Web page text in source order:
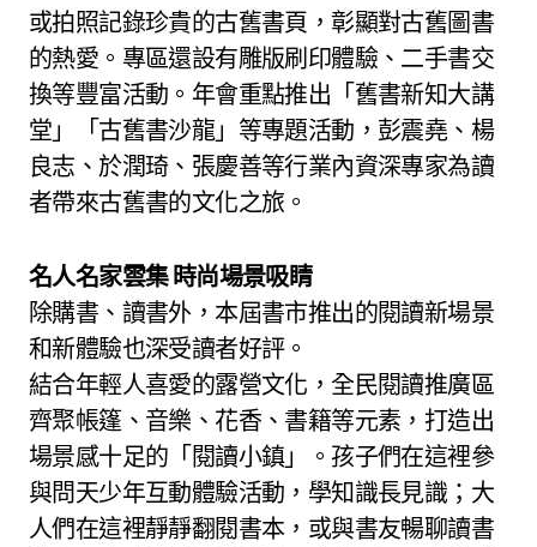
或拍照記錄珍貴的古舊書頁，彰顯對古舊圖書
的熱愛。專區還設有雕版刷印體驗、二手書交
換等豐富活動。年會重點推出「舊書新知大講
堂」「古舊書沙龍」等專題活動，彭震堯、楊
良志、於潤琦、張慶善等行業內資深專家為讀
者帶來古舊書的文化之旅。
名人名家雲集 時尚場景吸睛
除購書、讀書外，本屆書市推出的閱讀新場景
和新體驗也深受讀者好評。
結合年輕人喜愛的露營文化，全民閱讀推廣區
齊聚帳篷、音樂、花香、書籍等元素，打造出
場景感十足的「閱讀小鎮」。孩子們在這裡參
與問天少年互動體驗活動，學知識長見識；大
人們在這裡靜靜翻閱書本，或與書友暢聊讀書